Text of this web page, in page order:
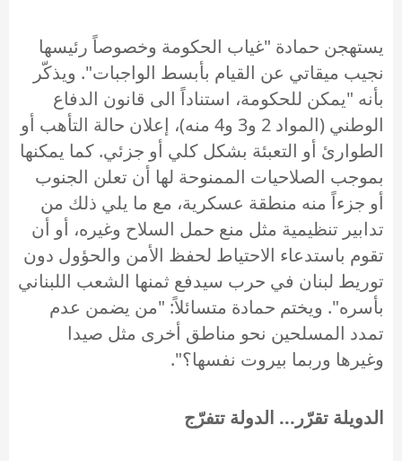
يستهجن حمادة "غياب الحكومة وخصوصاً رئيسها
نجيب ميقاتي عن القيام بأبسط الواجبات". ويذكّر
بأنه "يمكن للحكومة، استناداً الى قانون الدفاع
الوطني (المواد 2 و3 و4 منه)، إعلان حالة التأهب أو
الطوارئ أو التعبئة بشكل كلي أو جزئي. كما يمكنها
بموجب الصلاحيات الممنوحة لها أن تعلن الجنوب
أو جزءاً منه منطقة عسكرية، مع ما يلي ذلك من
تدابير تنظيمية مثل منع حمل السلاح وغيره، أو أن
تقوم باستدعاء الاحتياط لحفظ الأمن والحؤول دون
توريط لبنان في حرب سيدفع ثمنها الشعب اللبناني
بأسره". ويختم حمادة متسائلاً: "من يضمن عدم
تمدد المسلحين نحو مناطق أخرى مثل صيدا
وغيرها وربما بيروت نفسها؟".
الدويلة تقرّر... الدولة تتفرّج